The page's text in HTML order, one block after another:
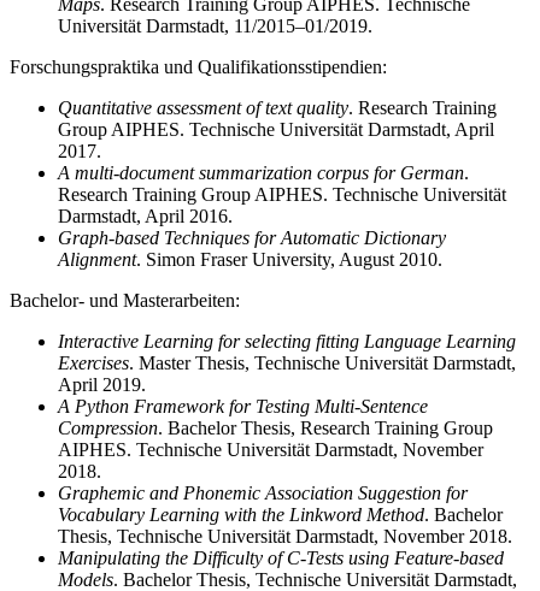
Maps. Research Training Group AIPHES. Technische
Universität Darmstadt, 11/2015–01/2019.
Forschungspraktika und Qualifikationsstipendien:
Quantitative assessment of text quality. Research Training
Group AIPHES. Technische Universität Darmstadt, April
2017.
A multi-document summarization corpus for German.
Research Training Group AIPHES. Technische Universität
Darmstadt, April 2016.
Graph-based Techniques for Automatic Dictionary
Alignment. Simon Fraser University, August 2010.
Bachelor- und Masterarbeiten:
Interactive Learning for selecting fitting Language Learning
Exercises. Master Thesis, Technische Universität Darmstadt,
April 2019.
A Python Frame­work for Testing Multi-Sentence
Compression. Bachelor Thesis, Research Training Group
AIPHES. Technische Universität Darmstadt, November
2018.
Graphemic and Phonemic Association Suggestion for
Vocabulary Learning with the Linkword Method. Bachelor
Thesis, Technische Universität Darmstadt, November 2018.
Manipulating the Difficulty of C-Tests using Feature-based
Models. Bachelor Thesis, Technische Universität Darmstadt,